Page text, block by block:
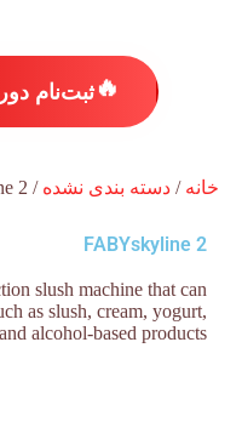
🔥ثبت‌نام
خانه / دسته بندی نشده / FABYskyline 2
FABYskyline 2
slush machine that can
as slush, cream, yogurt,
alcohol-based products.